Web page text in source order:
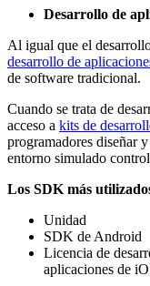
Desarrollo de
Al igual que el
desarrollo de
de software tradicional.
Cuando se trata de
acceso a kits de
programadores diseñar
entorno simulado
Los SDK más
Unidad
SDK de Android
Licencia de
aplicaciones de